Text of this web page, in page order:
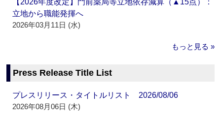
【2026年度改定】門前薬局等立地依存減算（▲15点）：
立地から職能発揮へ
2026年03月11日 (水)
もっと見る »
Press Release Title List
プレスリリース・タイトルリスト 2026/08/06
2026年08月06日 (木)